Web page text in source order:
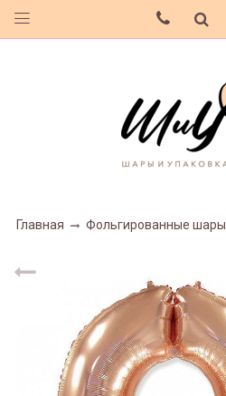
Главная Фольгированные шары